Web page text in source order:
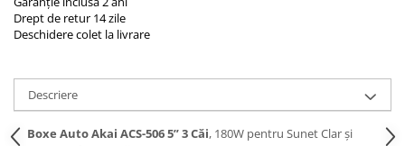
Drept de retur 14 zile
Deschidere colet la livrare
Descriere
Boxe Auto Akai ACS-506 5” 3 Căi, 180W pentru Sunet Clar și